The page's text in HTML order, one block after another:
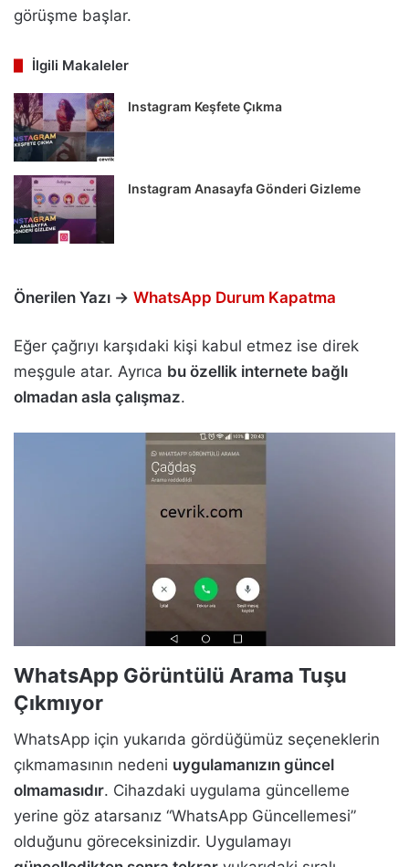
görüşme başlar.
İlgili Makaleler
Instagram Keşfete Çıkma
Instagram Anasayfa Gönderi Gizleme
Önerilen Yazı → WhatsApp Durum Kapatma
Eğer çağrıyı karşıdaki kişi kabul etmez ise direk
meşgule atar. Ayrıca bu özellik internete bağlı
olmadan asla çalışmaz.
WhatsApp Görüntülü Arama Tuşu
Çıkmıyor
WhatsApp için yukarıda gördüğümüz seçeneklerin
çıkmamasının nedeni uygulamanızın güncel
olmamasıdır. Cihazdaki uygulama güncelleme
yerine göz atarsanız “WhatsApp Güncellemesi”
olduğunu göreceksinizdir. Uygulamayı